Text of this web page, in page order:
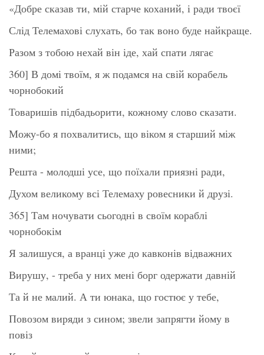
«Добре сказав ти, мій старче коханий, і ради твоєї
Слід Телемахові слухать, бо так воно буде найкраще.
Разом з тобою нехай він іде, хай спати лягає
360] В домі твоїм, я ж подамся на свій корабель
чорнобокий
Товаришів підбадьорити, кожному слово сказати.
Можу-бо я похвалитись, що віком я старший між
ними;
Решта - молодші усе, що поїхали приязні ради,
Духом великому всі Телемаху ровесники й друзі.
365] Там ночувати сьогодні в своїм кораблі
чорнобокім
Я залишуся, а вранці уже до кавконів відважних
Вирушу, - треба у них мені борг одержати давній
Та й не малий. А ти юнака, що гостює у тебе,
Повозом виряди з сином; звели запрягти йому в
повіз